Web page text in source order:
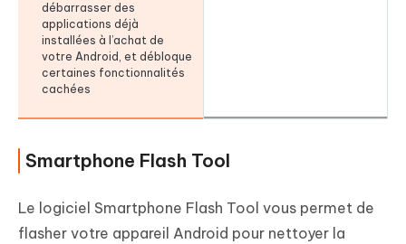
débarrasser des
applications déjà
installées à l’achat de
votre Android, et débloque
certaines fonctionnalités
cachées
Smartphone Flash Tool
Le logiciel Smartphone Flash Tool vous permet de
flasher votre appareil Android pour nettoyer la